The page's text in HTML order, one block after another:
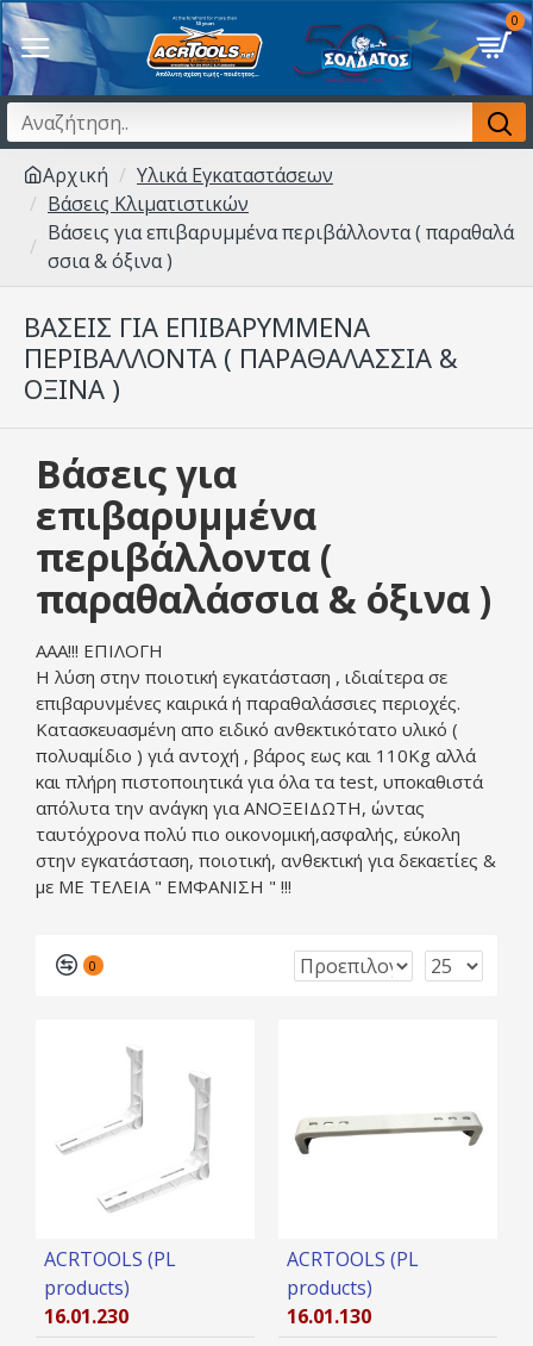
0
Αρχική
Υλικά Εγκαταστάσεων
Βάσεις Κλιματιστικών
Βάσεις για επιβαρυμμένα περιβάλλοντα ( παραθαλά
σσια & όξινα )
ΒΆΣΕΙΣ ΓΙΑ ΕΠΙΒΑΡΥΜΜΈΝΑ
ΠΕΡΙΒΆΛΛΟΝΤΑ ( ΠΑΡΑΘΑΛΆΣΣΙΑ &
ΌΞΙΝΑ )
Βάσεις για
επιβαρυμμένα
περιβάλλοντα (
παραθαλάσσια & όξινα )
ΑΑΑ!!! ΕΠΙΛΟΓΗ
Η λύση στην ποιοτική εγκατάσταση , ιδιαίτερα σε
επιβαρυνμένες καιρικά ή παραθαλάσσιες περιοχές.
Κατασκευασμένη απο ειδικό ανθεκτικότατο υλικό (
πολυαμίδιο ) γιά αντοχή , βάρος εως και 110Kg αλλά
και πλήρη πιστοποιητικά για όλα τα test, υποκαθιστά
απόλυτα την ανάγκη για ΑΝΟΞΕΙΔΩΤΗ, ώντας
ταυτόχρονα πολύ πιο οικονομική,ασφαλής, εύκολη
στην εγκατάσταση, ποιοτική, ανθεκτική για δεκαετίες &
με ΜΕ ΤΕΛΕΙΑ " ΕΜΦΑΝΙΣΗ " !!!
0
ACRTOOLS (PL
products)
16.01.230
ACRTOOLS (PL
products)
16.01.130